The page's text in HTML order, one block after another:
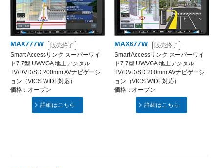
MAX777W
販売終了
Smart Accessリンク スーパーワイ
ド7.7型 UWVGA 地上デジタル
TV/DVD/SD 200mm AVナビゲーシ
ョン（VICS WIDE対応）
価格：オープン
詳細はこちら
MAX677W
販売終了
Smart Accessリンク スーパーワイ
ド7.7型 UWVGA 地上デジタル
TV/DVD/SD 200mm AVナビゲーシ
ョン（VICS WIDE対応）
価格：オープン
詳細はこちら